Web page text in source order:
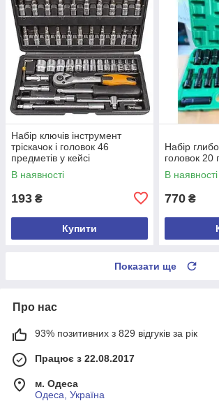
Набір ключів інструмент
тріскачок і головок 46
предметів у кейсі
В наявності
193 ₴
Купити
Набір
головок 20
В наявності
770 ₴
Показати ще
Про нас
93% позитивних з 829 відгуків за рік
Працює з 22.08.2017
м. Одеса
Одеса, Україна